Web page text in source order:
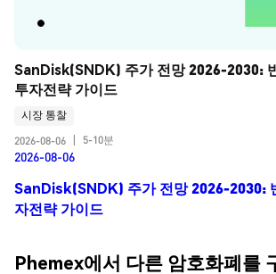
SanDisk(SNDK) 주가 전망 2026-2030:
투자전략 가이드
시장 통찰
2026-08-06
5-10분
2026-08-06
SanDisk(SNDK) 주가 전망 2026-2030:
자전략 가이드
Phemex에서 다른 암호화폐를